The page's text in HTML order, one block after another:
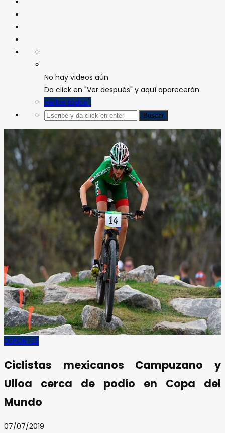
No hay videos aún
Da click en "Ver después" y aquí aparecerán
Verlos todos
DEPORTES
Ciclistas mexicanos Campuzano y
Ulloa cerca de podio en Copa del
Mundo
07/07/2019